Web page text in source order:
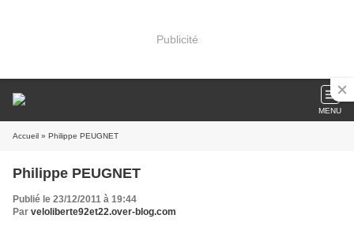
Publicité
MENU
Accueil » Philippe PEUGNET
Philippe PEUGNET
Publié le 23/12/2011 à 19:44
Par veloliberte92et22.over-blog.com